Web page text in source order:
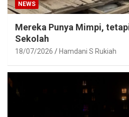
NEWS
Mereka Punya Mimpi,
Sekolah
18/07/2026 Hamdani S Rukiah